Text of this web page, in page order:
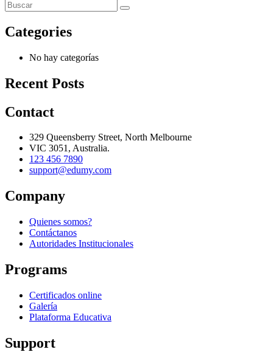
Categories
No hay categorías
Recent Posts
Contact
329 Queensberry Street, North Melbourne
VIC 3051, Australia.
123 456 7890
support@edumy.com
Company
Quienes somos?
Contáctanos
Autoridades Institucionales
Programs
Certificados online
Galería
Plataforma Educativa
Support